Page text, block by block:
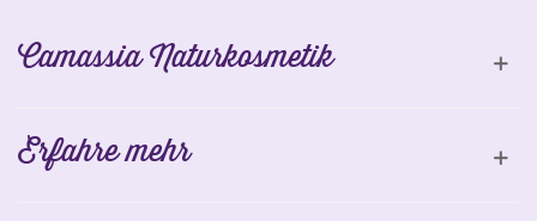
Camassia Naturkosmetik
Erfahre mehr